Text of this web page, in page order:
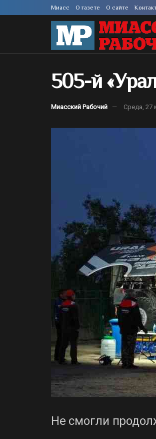
Миасс О газете О сайте
505-й
Миасский Рабочий Среда, 27
Не смогли